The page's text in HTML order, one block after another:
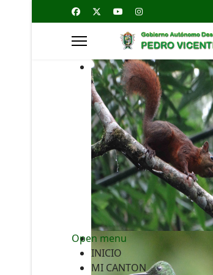
Open menu
INICIO
MI CANTON